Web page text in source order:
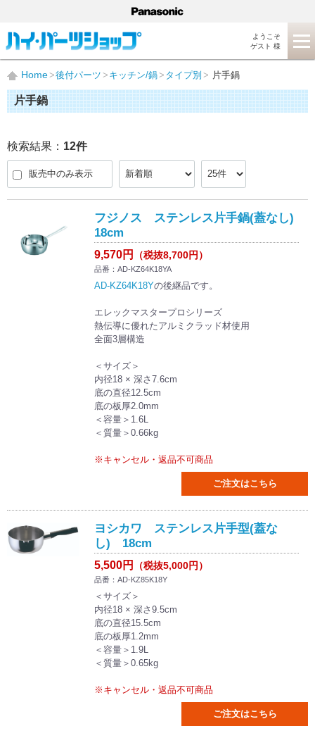
ようこそ
ゲスト 様
Home 後付パーツ キッチン/鍋 タイプ別 片手鍋
片手鍋
検索結果： 12件
販売中のみ表示
フジノス ステンレス片手鍋(蓋なし)
18cm
9,570円 （税抜8,700円）
品番：AD-KZ64K18YA
AD-KZ64K18Yの後継品です。
エレックマスタープロシリーズ
熱伝導に優れたアルミクラッド材使用
全面3層構造
＜サイズ＞
内径18 × 深さ7.6cm
底の直径12.5cm
底の板厚2.0mm
＜容量＞1.6L
＜質量＞0.66kg
※キャンセル・返品不可商品
ご注文はこちら
ヨシカワ ステンレス片手型(蓋な
し) 18cm
5,500円 （税抜5,000円）
品番：AD-KZ85K18Y
＜サイズ＞
内径18 × 深さ9.5cm
底の直径15.5cm
底の板厚1.2mm
＜容量＞1.9L
＜質量＞0.65kg
※キャンセル・返品不可商品
ご注文はこちら